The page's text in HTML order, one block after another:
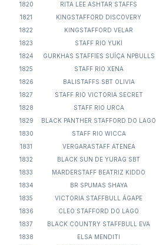
1820
RITA LEE ASHTAR STAFFS
1821
KINGSTAFFORD DISCOVERY
1822
KINGSTAFFORD VELAR
1823
STAFF RIO YUKI
1824
GURKHAS STAFFIES SUÍÇA NPBULLS
1825
STAFF RIO XENA
1826
BALISTAFFS SBT OLIVIA
1827
STAFF RIO VICTORIA SECRET
1828
STAFF RIO URCA
1829
BLACK PANTHER STAFFORD DO LAGO
1830
STAFF RIO WICCA
1831
VERGARASTAFF ATENEA
1832
BLACK SUN DE YURAG SBT
1833
MARDERSTAFF BEATRIZ KIDDO
1834
BR SPUMAS SHAYA
1835
VICTORIA STAFFBULL ÁGAPE
1836
CLEO STAFFORD DO LAGO
1837
BLACK COUNTRY STAFFBULL EVA
1838
ELSA MENDITI